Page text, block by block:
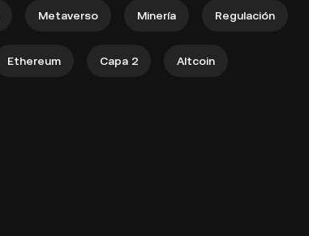
Metaverso Minería Regulación
Ethereum Capa 2 Altcoin